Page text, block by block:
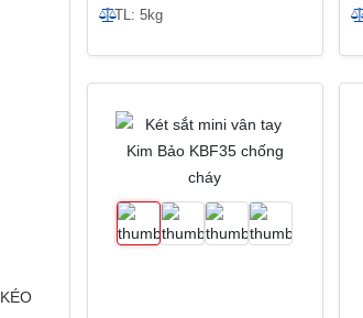
TL: 5kg